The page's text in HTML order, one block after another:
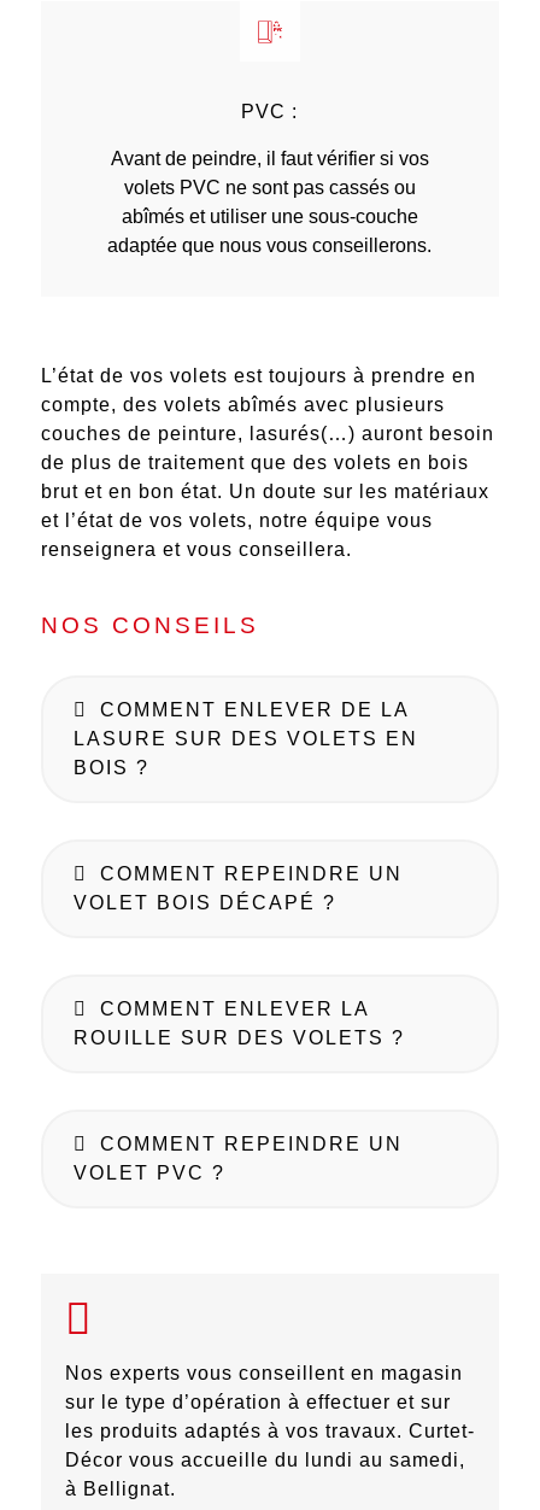
PVC :
Avant de peindre, il faut vérifier si vos
volets PVC ne sont pas cassés ou
abîmés et utiliser une sous-couche
adaptée que nous vous conseillerons.
L’état de vos volets est toujours à prendre en
compte, des volets abîmés avec plusieurs
couches de peinture, lasurés(…) auront besoin
de plus de traitement que des volets en bois
brut et en bon état. Un doute sur les matériaux
et l’état de vos volets, notre équipe vous
renseignera et vous conseillera.
NOS CONSEILS
COMMENT ENLEVER DE LA
LASURE SUR DES VOLETS EN
BOIS ?
COMMENT REPEINDRE UN
VOLET BOIS DÉCAPÉ ?
COMMENT ENLEVER LA
ROUILLE SUR DES VOLETS ?
COMMENT REPEINDRE UN
VOLET PVC ?
Nos experts vous conseillent en magasin
sur le type d’opération à effectuer et sur
les produits adaptés à vos travaux. Curtet-
Décor vous accueille du lundi au samedi,
à Bellignat.